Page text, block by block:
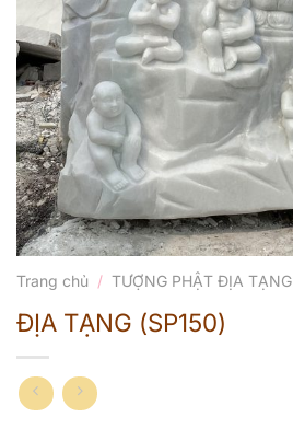
Trang chủ / TƯỢNG PHẬT ĐỊA TẠNG
ĐỊA TẠNG (SP150)